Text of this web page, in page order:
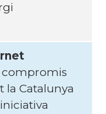
compromis
la Catalunya